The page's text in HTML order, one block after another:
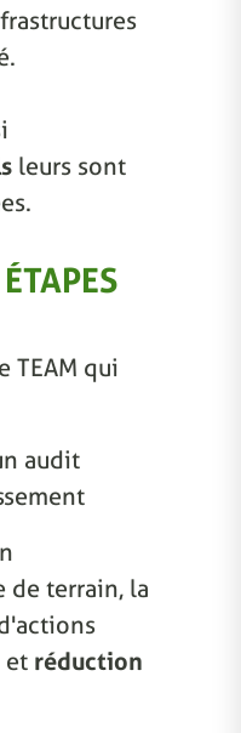
leurs sont
TEAM qui
audit
de terrain, la
et réduction